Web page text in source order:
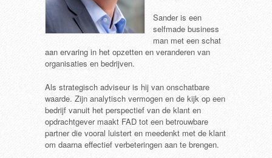
Sander is een
selfmade business
man met een schat
aan ervaring in het opzetten en veranderen van
organisaties en bedrijven.
Als strategisch adviseur is hij van onschatbare
waarde. Zijn analytisch vermogen en de kijk op een
bedrijf vanuit het perspectief van de klant en
opdrachtgever maakt FAD tot een betrouwbare
partner die vooral luistert en meedenkt met de klant
om daarna effectief verbeteringen aan te brengen.